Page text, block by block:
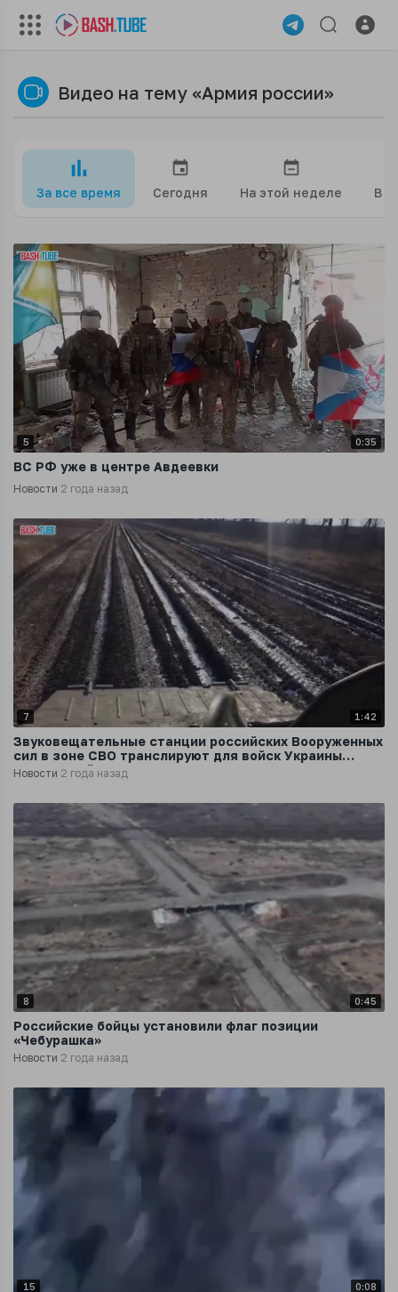
Видео на тему «Армия россии»
За все время Сегодня На этой неделе В
5 0:35
ВС РФ уже в центре Авдеевки
Новости 2 года назад
7 1:42
Звуковещательные станции российских Вооруженных
сил в зоне СВО транслируют для войск Украины
похоронный марш
Новости 2 года назад
8 0:45
Российские бойцы установили флаг позиции
«Чебурашка»
Новости 2 года назад
15 0:08